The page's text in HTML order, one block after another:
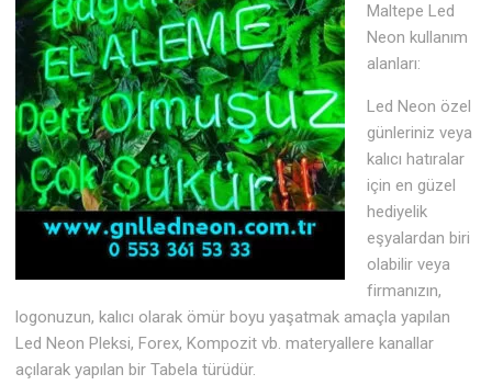
Maltepe Led
Neon kullanım
alanları:
Led Neon özel
günleriniz veya
kalıcı hatıralar
için en güzel
hediyelik
eşyalardan biri
olabilir veya
firmanızın,
logonuzun, kalıcı olarak ömür boyu yaşatmak amaçla yapılan
Led Neon Pleksi, Forex, Kompozit vb. materyallere kanallar
açılarak yapılan bir Tabela türüdür.